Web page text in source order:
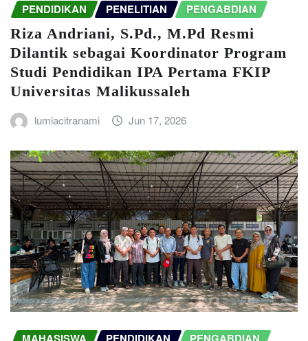
PENDIDIKAN PENELITIAN PENGABDIAN
Riza Andriani, S.Pd., M.Pd Resmi
Dilantik sebagai Koordinator Program
Studi Pendidikan IPA Pertama FKIP
Universitas Malikussaleh
lumiacitranami Jun 17, 2026